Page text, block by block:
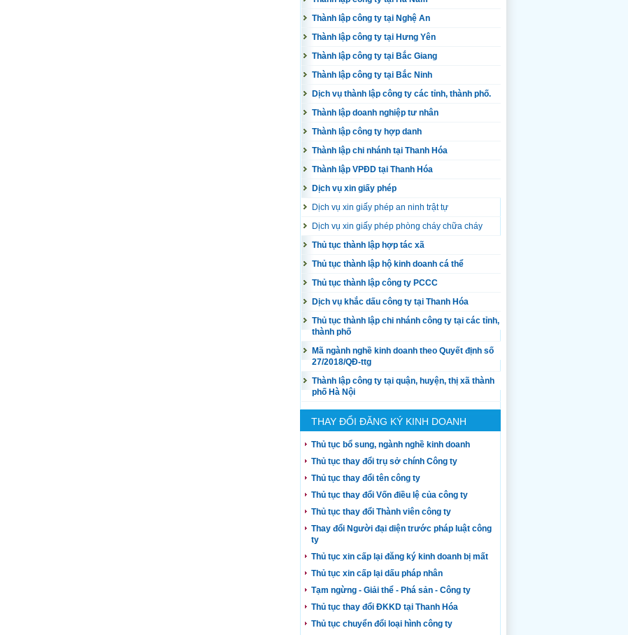
Thành lập công ty tại Nghệ An
Thành lập công ty tại Hưng Yên
Thành lập công ty tại Bắc Giang
Thành lập công ty tại Bắc Ninh
Dịch vụ thành lập công ty các tỉnh, thành phố.
Thành lập doanh nghiệp tư nhân
Thành lập công ty hợp danh
Thành lập chi nhánh tại Thanh Hóa
Thành lập VPĐD tại Thanh Hóa
Dịch vụ xin giấy phép
Dịch vụ xin giấy phép an ninh trật tự
Dịch vụ xin giấy phép phòng cháy chữa cháy
Thủ tục thành lập hợp tác xã
Thủ tục thành lập hộ kinh doanh cá thể
Thủ tục thành lập công ty PCCC
Dịch vụ khắc dấu công ty tại Thanh Hóa
Thủ tục thành lập chi nhánh công ty tại các tỉnh,
thành phố
Mã ngành nghề kinh doanh theo Quyết định số
27/2018/QĐ-ttg
Thành lập công ty tại quận, huyện, thị xã thành
phố Hà Nội
THAY ĐỔI ĐĂNG KÝ KINH DOANH
Thủ tục bổ sung, ngành nghề kinh doanh
Thủ tục thay đổi trụ sở chính Công ty
Thủ tục thay đổi tên công ty
Thủ tục thay đổi Vốn điều lệ của công ty
Thủ tục thay đổi Thành viên công ty
Thay đổi Người đại diện trước pháp luật công
ty
Thủ tục xin cấp lại đăng ký kinh doanh bị mất
Thủ tục xin cấp lại dấu pháp nhân
Tạm ngừng - Giải thể - Phá sản - Công ty
Thủ tục thay đổi ĐKKD tại Thanh Hóa
Thủ tục chuyển đổi loại hình công ty